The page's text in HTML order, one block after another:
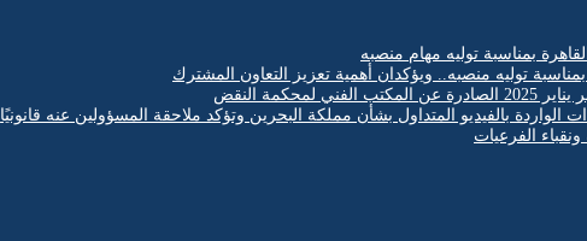
بمناسبة توليه مهام منصبه
توليه منصبه.. ويؤكدان أهمية تعزيز التعاون المشترك
النقض
بالفيديو المتداول بشأن مملكة البحرين وتؤكد ملاحقة المسؤولين عنه قانونيًا
الفرعيات